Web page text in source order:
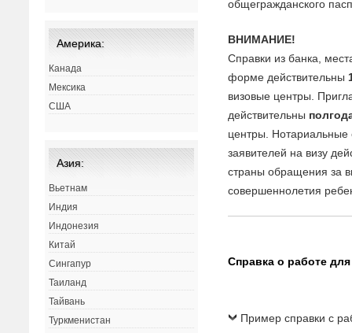
общегражданского
ВНИМАНИЕ!
Справки из банка,
форме действительны
визовые центры.
действительны
центры. Нотариальные
заявителей на визу
страны обращения за
совершеннолетия
Справка о работе
Пример справки с
Америка:
Канада
Мексика
США
Азия:
Вьетнам
Индия
Индонезия
Китай
Сингапур
Таиланд
Тайвань
Туркменистан